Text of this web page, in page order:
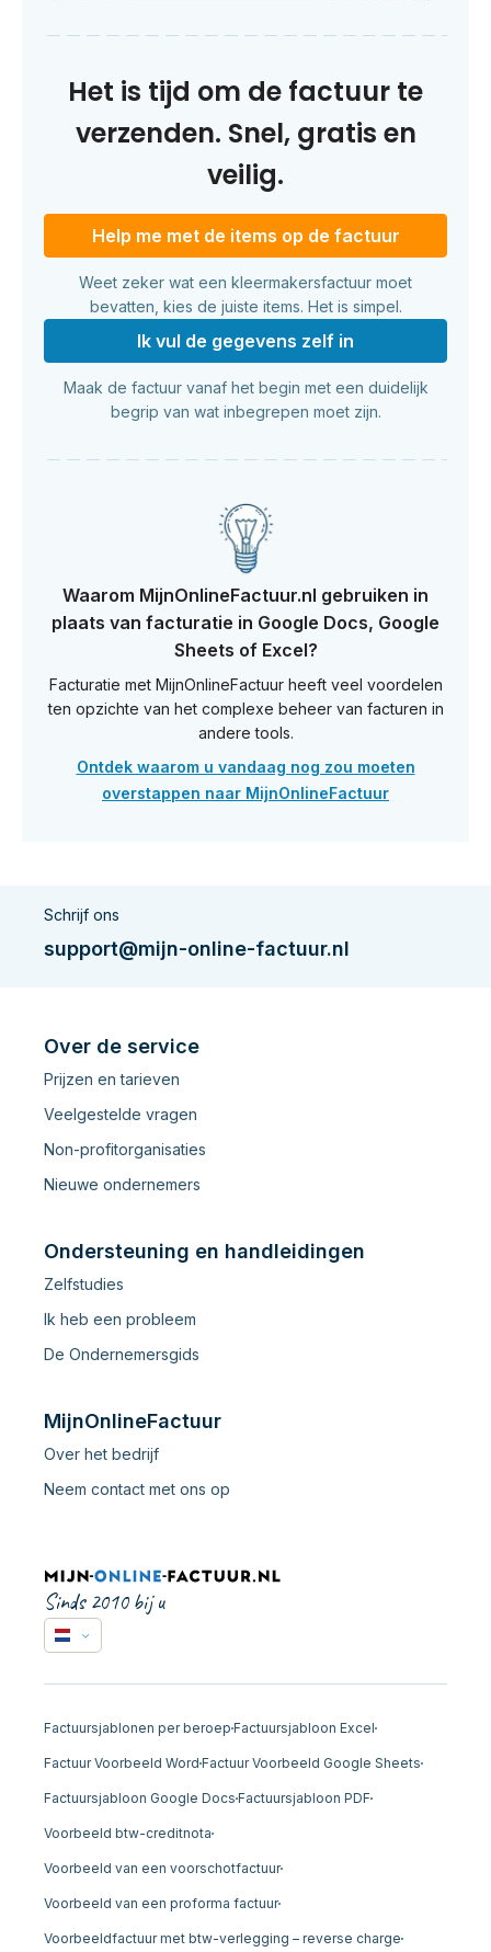
Het is tijd om de factuur te
verzenden. Snel, gratis en
veilig.
Help me met de items op de factuur
Weet zeker wat een kleermakersfactuur moet
bevatten, kies de juiste items. Het is simpel.
Ik vul de gegevens zelf in
Maak de factuur vanaf het begin met een duidelijk
begrip van wat inbegrepen moet zijn.
Waarom MijnOnlineFactuur.nl gebruiken in
plaats van facturatie in Google Docs, Google
Sheets of Excel?
Facturatie met MijnOnlineFactuur heeft veel voordelen
ten opzichte van het complexe beheer van facturen in
andere tools.
Ontdek waarom u vandaag nog zou moeten
overstappen naar MijnOnlineFactuur
Schrijf ons
support@mijn-online-factuur.nl
Over de service
Prijzen en tarieven
Veelgestelde vragen
Non-profitorganisaties
Nieuwe ondernemers
Ondersteuning en handleidingen
Zelfstudies
Ik heb een probleem
De Ondernemersgids
MijnOnlineFactuur
Over het bedrijf
Neem contact met ons op
Sinds 2010 bij u
Factuursjablonen per beroepFactuursjabloon Excel
Factuur Voorbeeld WordFactuur Voorbeeld Google Sheets
Factuursjabloon Google DocsFactuursjabloon PDF
Voorbeeld btw-creditnota
Voorbeeld van een voorschotfactuur
Voorbeeld van een proforma factuur
Voorbeeldfactuur met btw-verlegging – reverse charge